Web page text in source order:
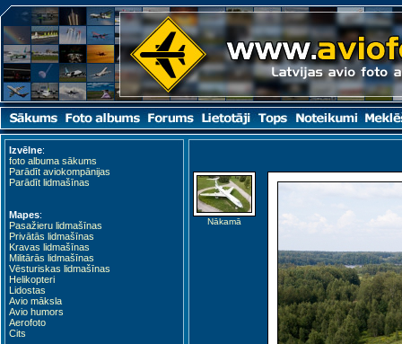
Izvēlne:
foto albuma sākums
Parādīt aviokompānijas
Parādīt lidmašīnas
Mapes:
Pasažieru lidmašīnas
Privātās lidmašīnas
Kravas lidmašīnas
Militārās lidmašīnas
Vēsturiskas lidmašīnas
Helikopteri
Lidostas
Avio māksla
Avio humors
Aerofoto
Cits
Nākamā
Kardla (KDL)